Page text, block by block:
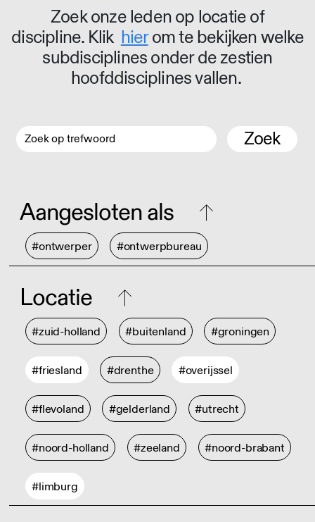
Zoek onze leden op locatie of
discipline. Klik hierom te bekijken welke
subdisciplines onder de zestien
hoofddisciplines vallen.
Zoek
Aangesloten als
#ontwerper #ontwerpbureau
Locatie
#zuid-holland #buitenland #groningen
#friesland #drenthe #overijssel
#flevoland #gelderland #utrecht
#noord-holland #zeeland #noord-brabant
#limburg